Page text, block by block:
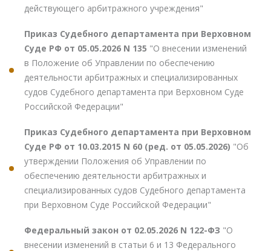
действующего арбитражного учреждения"
Приказ Судебного департамента при Верховном
Суде РФ от 05.05.2026 N 135 "О внесении изменений
в Положение об Управлении по обеспечению
деятельности арбитражных и специализированных
судов Судебного департамента при Верховном Суде
Российской Федерации"
Приказ Судебного департамента при Верховном
Суде РФ от 10.03.2015 N 60 (ред. от 05.05.2026) "Об
утверждении Положения об Управлении по
обеспечению деятельности арбитражных и
специализированных судов Судебного департамента
при Верховном Суде Российской Федерации"
Федеральный закон от 02.05.2026 N 122-ФЗ "О
внесении изменений в статьи 6 и 13 Федерального